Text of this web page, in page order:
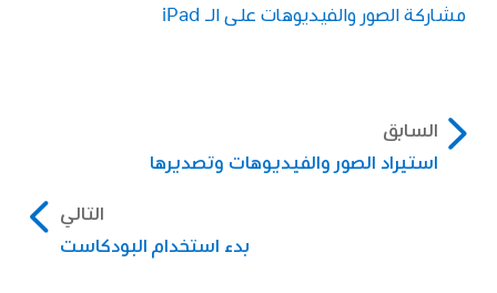
مشاركة الصور والفيديوهات على الـ iPad
السابق
استيراد الصور والفيديوهات وتصديرها
التالي
بدء استخدام البودكاست